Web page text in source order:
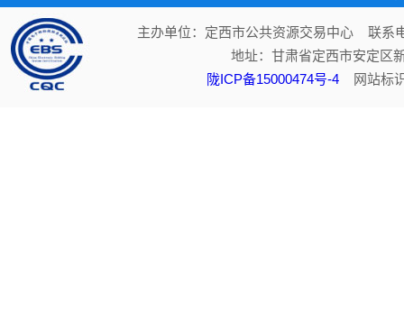
主办单位：定西市公共资源交易中心 联系
地址：甘肃省定西市安定
陇ICP备15000474号-4 网站标